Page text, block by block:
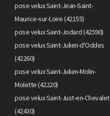
pose velux Saint-Jean-Saint-
Maurice-sur-Loire (42155)
pose velux Saint-Jodard (42590)
pose velux Saint-Julien-d'Oddes
(42260)
pose velux Saint-Julien-Molin-
Molette (42220)
pose velux Saint-Just-en-Chevalet
(42430)